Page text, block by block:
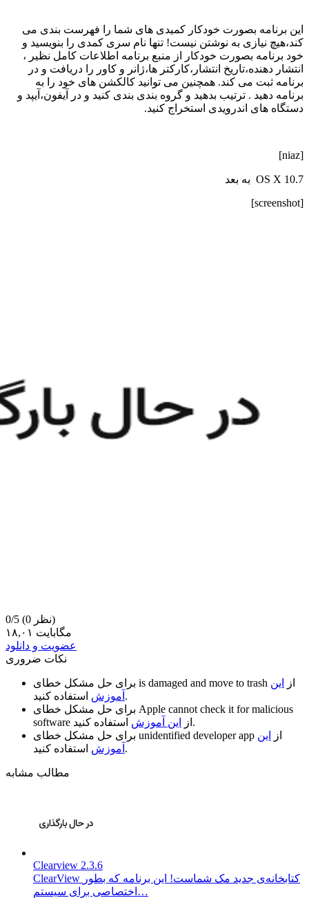
این برنامه بصورت خودکار کمیدی های شما را فهرست بندی می
کند،هیچ نیازی به نوشتن نیست! تنها نام سری کمدی را بنویسید و
خود برنامه بصورت خودکار از منبع برنامه اطلاعات کامل نظیر ،
انتشار دهنده،تاریخ انتشار،کارکتر ها،ژانر و کاور را دریافت و در
برنامه ثبت می کند. همچنین می توانید کالکشن های خود را به
برنامه دهید . ترتیب بدهید و گروه بندی بندی کنید و در آیفون،آیپد و
دستگاه های اندرویدی استخراج کنید.
[niaz]
OS X 10.7 به بعد
[screenshot]
0/5
(0 نظر)
۱۸,۰۱ مگابایت
عضویت و دانلود
نکات ضروری
is damaged and move to trash از
این
آموزش استفاده کنید.
Apple cannot check it for malicious
software
از این آموزش
استفاده کنید.
unidentified developer app از
این
آموزش استفاده کنید.
مطالب مشابه
Clearview 2.3.6
ClearView کتابخانه‌ی جدید مک شماست! این برنامه که بطور
اختصاصی برای سیستم…